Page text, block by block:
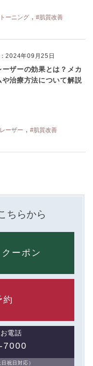
ーニング , #肌質改善
2024年09月25日
ーザーの効果とは？メカ
や治療方法について解説
ーザー , #肌質改善
ちらから
クーポン
約
電話
7000
祝日対応）